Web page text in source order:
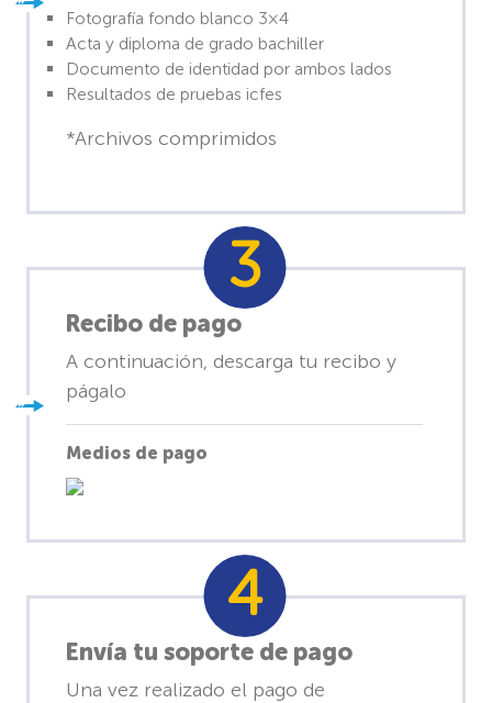
Fotografía fondo blanco 3×4
Acta y diploma de grado bachiller
Documento de identidad por ambos lados
Resultados de pruebas icfes
*Archivos comprimidos
Recibo de pago
A continuación, descarga tu recibo y
págalo
Medios de pago
Envía tu soporte de pago
Una vez realizado el pago de